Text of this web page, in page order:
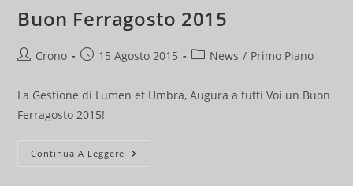
Buon Ferragosto 2015
AutoreCrono
Articolo15 Agosto 2015
Categoria
News / Primo Piano
La Gestione di Lumen et Umbra, Augura a tutti Voi un Buon
Ferragosto 2015!
Continua A Leggere Buon